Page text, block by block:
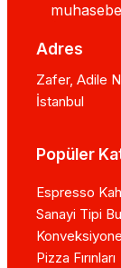
Adres
Zafer, Adile
İstanbul
Popüler
Espresso
Sanayi Tipi
Pizza Fırınları